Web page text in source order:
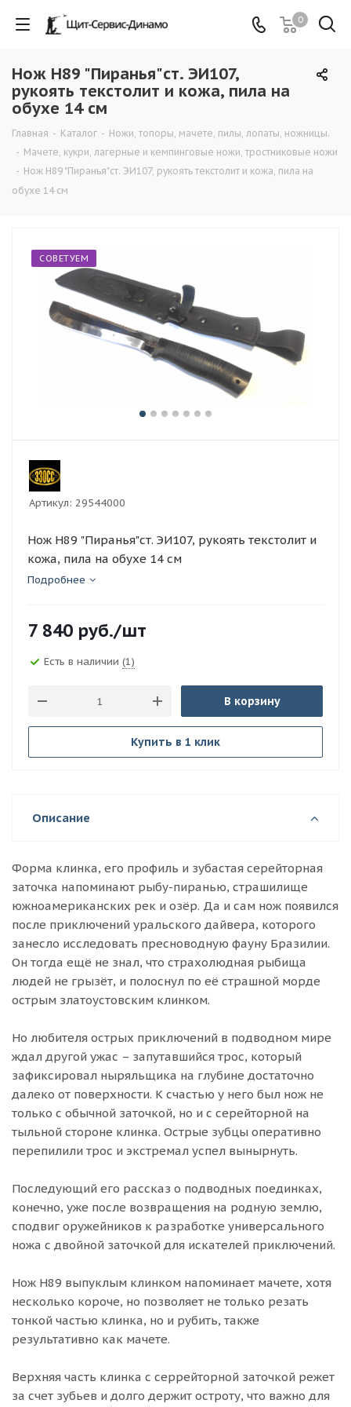
0
Нож Н89 "Пиранья"ст. ЭИ107,
рукоять текстолит и кожа, пила на
обухе 14 см
Главная - Каталог - Ножи, топоры, мачете, пилы, лопаты, ножницы.
- Мачете, кукри, лагерные и кемпинговые ножи, тростниковые ножи
- Нож Н89 "Пиранья"ст. ЭИ107, рукоять текстолит и кожа, пила на
обухе 14 см
СОВЕТУЕМ
Артикул: 29544000
Нож Н89 "Пиранья"ст. ЭИ107, рукоять текстолит и
кожа, пила на обухе 14 см
Подробнее
7 840 руб./шт
Есть в наличии (1)
В корзину
Купить в 1 клик
Описание
Форма клинка, его профиль и зубастая серейторная
заточка напоминают рыбу-пиранью, страшилище
южноамериканских рек и озёр. Да и сам нож появился
после приключений уральского дайвера, которого
занесло исследовать пресноводную фауну Бразилии.
Он тогда ещё не знал, что страхолюдная рыбища
людей не грызёт, и полоснул по её страшной морде
острым златоустовским клинком.
Но любителя острых приключений в подводном мире
ждал другой ужас – запутавшийся трос, который
зафиксировал ныряльщика на глубине достаточно
далеко от поверхности. К счастью у него был нож не
только с обычной заточкой, но и с серейторной на
тыльной стороне клинка. Острые зубцы оперативно
перепилили трос и экстремал успел вынырнуть.
Последующий его рассказ о подводных поединках,
конечно, уже после возвращения на родную землю,
сподвиг оружейников к разработке универсального
ножа с двойной заточкой для искателей приключений.
Нож Н89 выпуклым клинком напоминает мачете, хотя
несколько короче, но позволяет не только резать
тонкой частью клинка, но и рубить, также
результативно как мачете.
Верхняя часть клинка с серрейторной заточкой режет
за счет зубьев и долго держит остроту, что важно для